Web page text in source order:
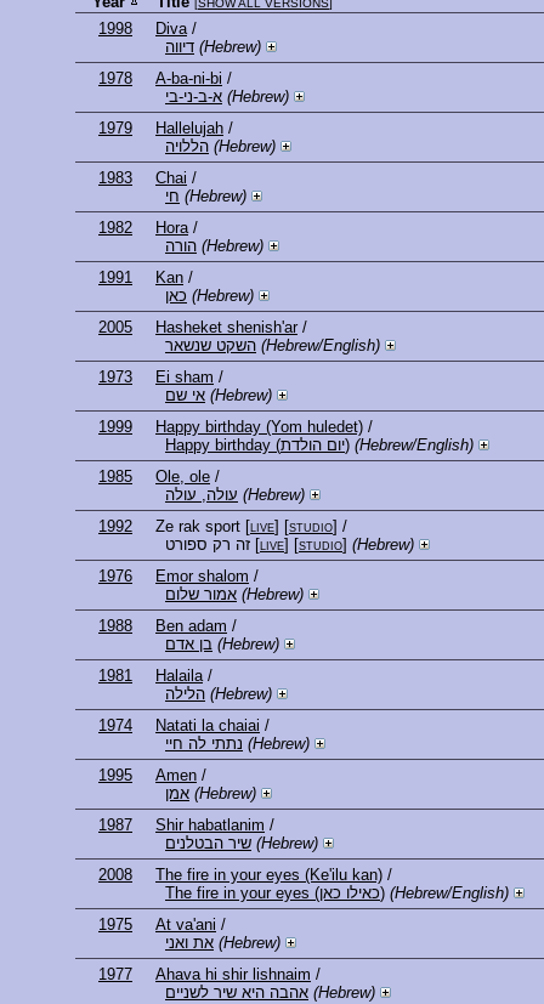
SHOW ALL VERSIONS
1998 Diva/
דיווה (Hebrew)
1978
A-ba-ni-bi /
א-ב-ני-בי (Hebrew)
1979
Hallelujah /
הללויה (Hebrew)
1983
Chai /
חי (Hebrew)
1982
Hora/
הורה (Hebrew)
1991
Kan /
כאן (Hebrew)
2005
Hasheket shenish'ar/
השקט שנשאר (Hebrew/English)
1973
Ei sham /
אי שם (Hebrew)
1999
Happy birthday (Yom huledet) /
Happy birthday (יום הולדת) (Hebrew/English)
1985
Ole, ole /
עולה, עולה (Hebrew)
1992
Ze rak sport [live] [studio] /
זה רק ספורט [live] [studio] (Hebrew)
1976
Emor shalom /
אמור שלום (Hebrew)
1988
Ben adam /
בן אדם (Hebrew)
1981
Halaila/
הלילה (Hebrew)
1974
Natati la chaiai /
נתתי לה חיי (Hebrew)
1995
Amen /
אמן (Hebrew)
1987
Shir habatlanim /
שיר הבטלנים (Hebrew)
2008
The fire in your eyes (Ke'ilu kan) /
The fire in your eyes (כאילו כאן) (Hebrew/English)
1975
At va'ani /
את ואני (Hebrew)
1977
Ahava hi shir lishnaim /
אהבה היא שיר לשניים (Hebrew)